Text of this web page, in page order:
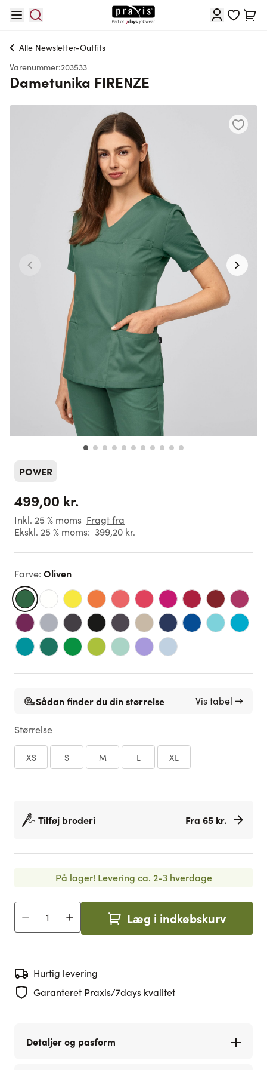
Cart
Alle Newsletter-Outfits
Varenummer:203533
Dametunika FIRENZE
POWER
499,00 kr.
Inkl. 25 % moms Fragt fra
Ekskl. 25 % moms: 399,20 kr.
Farve: Oliven
Sådan finder du din størrelse Vis tabel →
Størrelse
XS S M L XL
Tilføj broderi Fra 65 kr.
På lager! Levering ca. 2-3 hverdage
Antal Læg i indkøbskurv
Hurtig levering
Garanteret Praxis/7days kvalitet
Detaljer og pasform